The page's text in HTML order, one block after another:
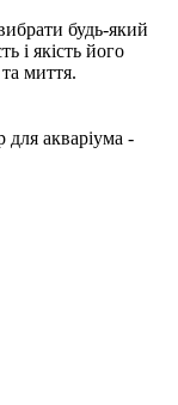
будь-який
і якість його
миття.
для акваріума -